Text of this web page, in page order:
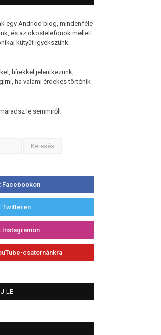
egy Andriod blog, mindenféle
és az okostelefonok mellett
kütyüt igyekszünk
hírekkel jelentkezünk,
ha valami érdekes történik
le semmiről!
Facebookon
Twitteren
Instagramon
csatornánkra
LE